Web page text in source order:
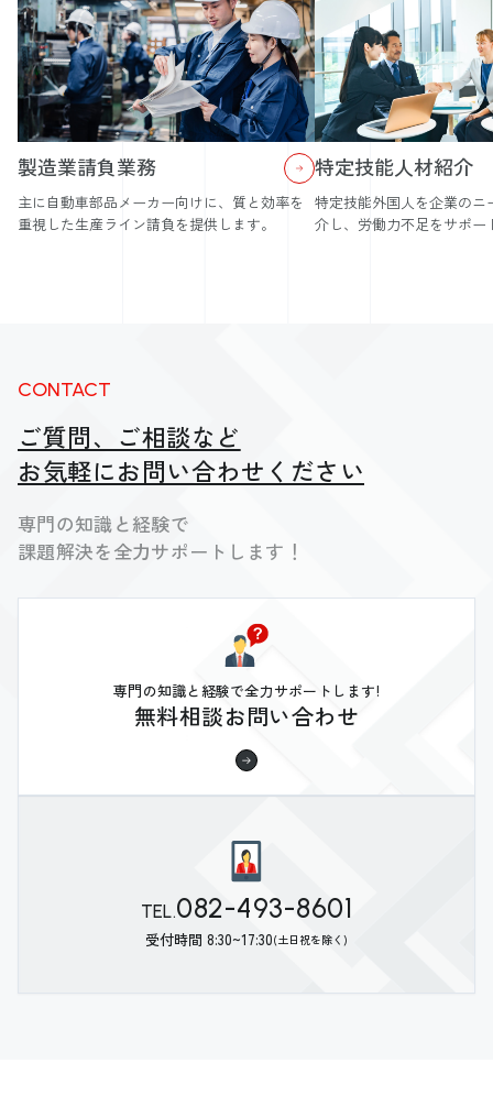
製造業請負業務
主に自動車部品メーカー向けに、質と効率を
重視した生産ライン請負を提供します。
特定技能人材紹介
特定技能外国人を企業のニ
介し、労働力不足をサポー
CONTACT
ご質問、ご相談など
お気軽にお問い合わせください
専門の知識と経験で
課題解決を全力サポートします！
TEL.082-493-8601
受付時間 8:30~17:30(土日祝を除く)
専門の知識と経験で全力サポートします!
無料相談お問い合わせ